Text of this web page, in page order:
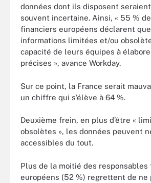
données dont ils disposent
souvent incertaine. Ainsi, « 55 %
financiers européens déclarent
informations limitées et/ou
capacité de leurs équipes à
précises », avance Workday.
Sur ce point, la France serait
un chiffre qui s’élève à 64 %.
Deuxième frein, en plus d’être «
obsolètes », les données peuvent
accessibles du tout.
Plus de la moitié des responsables
européens (52 %) regrettent de ne